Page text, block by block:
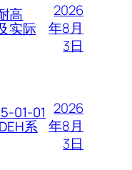
高
实际
2026
年8月
3日
01-01
系
2026
年8月
3日